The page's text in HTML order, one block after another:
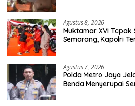
Agustus 8, 2026
Muktamar XVI Tapak
Semarang, Kapolri
Agustus 7, 2026
Polda Metro Jaya
Benda Menyerupai